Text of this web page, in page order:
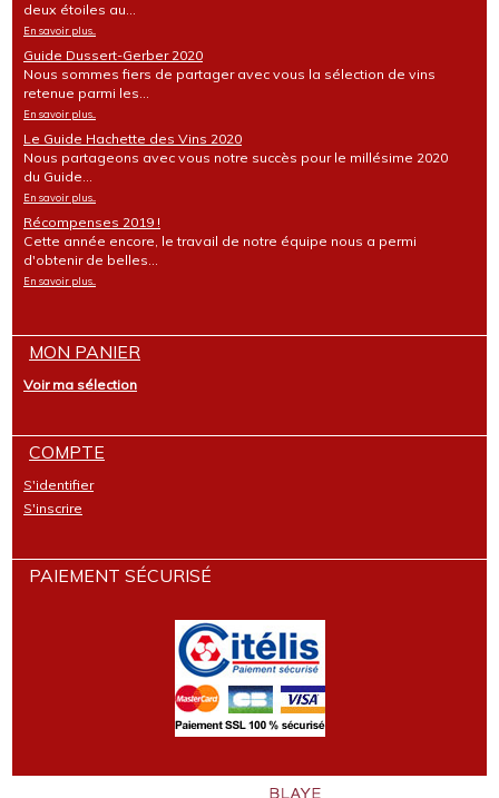
deux étoiles au...
En savoir plus...
Guide Dussert-Gerber 2020
Nous sommes fiers de partager avec vous la sélection de vins
retenue parmi les...
En savoir plus...
Le Guide Hachette des Vins 2020
Nous partageons avec vous notre succès pour le millésime 2020
du Guide...
En savoir plus...
Récompenses 2019 !
Cette année encore, le travail de notre équipe nous a permi
d'obtenir de belles...
En savoir plus...
MON PANIER
Voir ma sélection
COMPTE
S'identifier
S'inscrire
PAIEMENT SÉCURISÉ